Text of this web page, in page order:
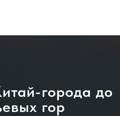
города до
гор